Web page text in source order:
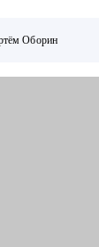
Оборин